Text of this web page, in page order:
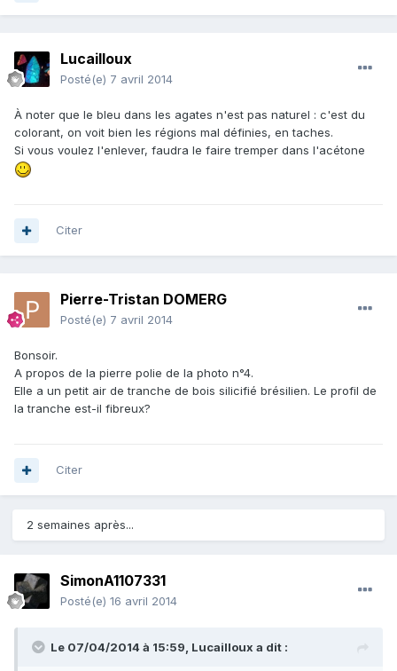
Lucailloux
Posté(e) 7 avril 2014
À noter que le bleu dans les agates n'est pas naturel : c'est du
colorant, on voit bien les régions mal définies, en taches.
Si vous voulez l'enlever, faudra le faire tremper dans l'acétone
Citer
Pierre-Tristan DOMERG
Posté(e) 7 avril 2014
Bonsoir.
A propos de la pierre polie de la photo n°4.
Elle a un petit air de tranche de bois silicifié brésilien. Le profil de
la tranche est-il fibreux?
Citer
2 semaines après...
SimonA1107331
Posté(e) 16 avril 2014
Le 07/04/2014 à 15:59, Lucailloux a dit :